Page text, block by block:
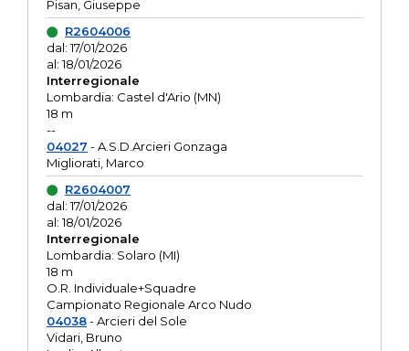
Pisan, Giuseppe
R2604006
dal: 17/01/2026
al: 18/01/2026
Interregionale
Lombardia: Castel d'Ario (MN)
18 m
--
04027 - A.S.D.Arcieri Gonzaga
Migliorati, Marco
R2604007
dal: 17/01/2026
al: 18/01/2026
Interregionale
Lombardia: Solaro (MI)
18 m
O.R. Individuale+Squadre
Campionato Regionale Arco Nudo
04038- Arcieri del Sole
Vidari, Bruno